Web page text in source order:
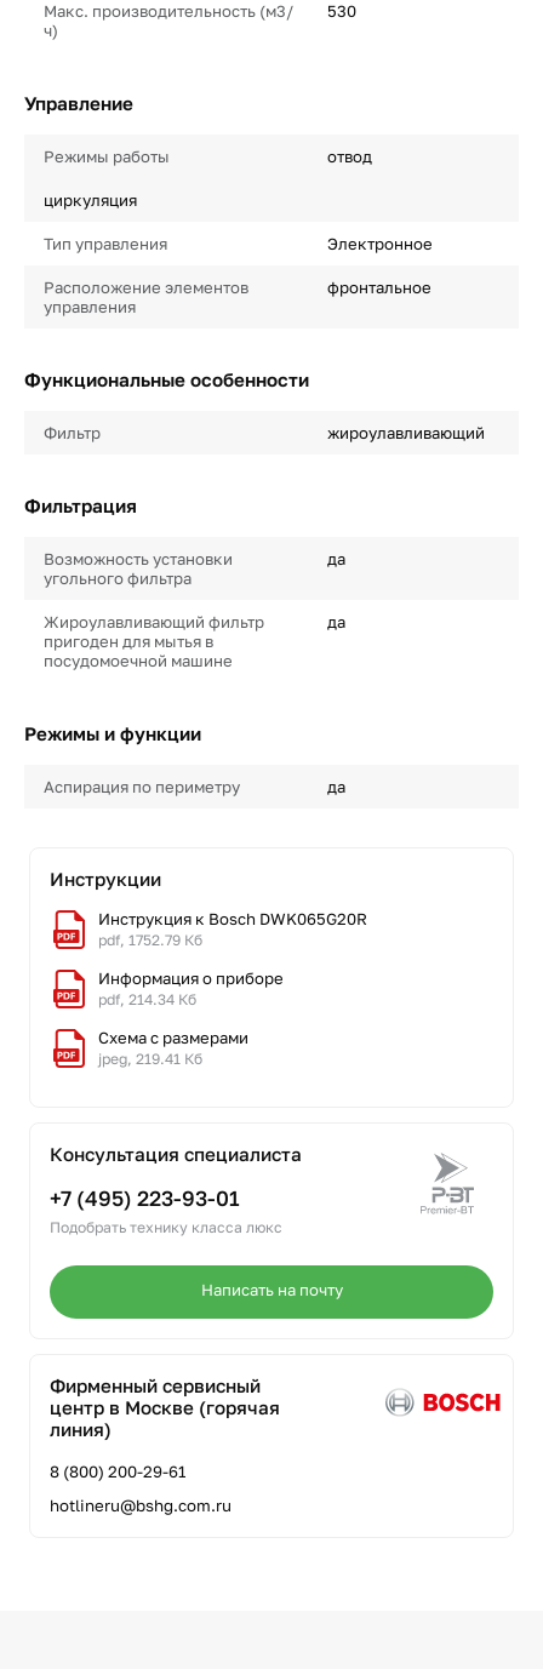
Макс. производительность (м3/
ч)
530
Управление
Режимы работы отвод
циркуляция
Тип управления Электронное
Расположение элементов
управления
фронтальное
Функциональные особенности
Фильтр жироулавливающий
Фильтрация
Возможность установки
угольного фильтра
да
Жироулавливающий фильтр
пригоден для мытья в
посудомоечной машине
да
Режимы и функции
Аспирация по периметру да
Инструкции
Инструкция к Bosch DWK065G20R
pdf, 1752.79 Кб
Информация о приборе
pdf, 214.34 Кб
Схема с размерами
jpeg, 219.41 Кб
Консультация специалиста
+7 (495) 223-93-01
Подобрать технику класса люкс
Написать на почту
Фирменный сервисный
центр в Москве (горячая
линия)
8 (800) 200-29-61
hotlineru@bshg.com.ru